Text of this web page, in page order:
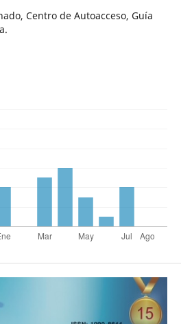
Centro de Autoacceso, Guía